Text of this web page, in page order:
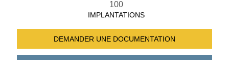
100
IMPLANTATIONS
DEMANDER UNE DOCUMENTATION